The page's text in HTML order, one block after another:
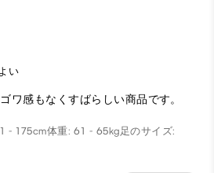
い
ワ感もなくすばらしい商品です。
- 175cm体重: 61 - 65kg足のサイズ: